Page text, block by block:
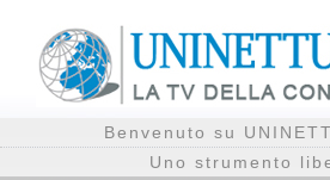
Benvenuto su
Uno strumento